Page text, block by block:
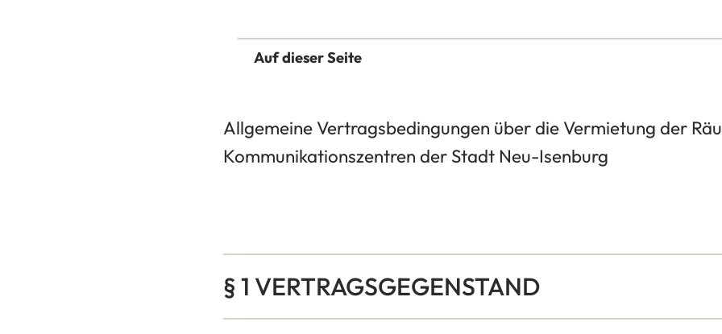
Auf dieser Seite
Allgemeine Vertragsbedingungen über die Vermietung der
Kommunikationszentren der Stadt Neu-Isenburg
§ 1 VERTRAGSGEGENSTAND